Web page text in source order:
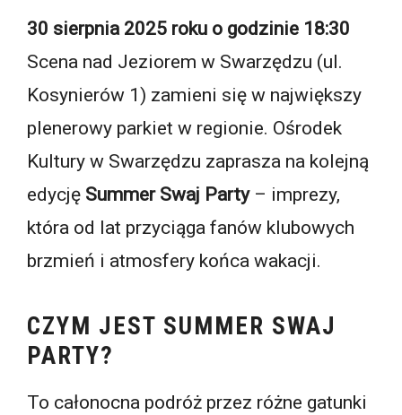
30 sierpnia 2025 roku o godzinie 18:30
Scena nad Jeziorem w Swarzędzu (ul.
Kosynierów 1) zamieni się w największy
plenerowy parkiet w regionie. Ośrodek
Kultury w Swarzędzu zaprasza na kolejną
edycję Summer Swaj Party– imprezy,
która od lat przyciąga fanów klubowych
brzmień i atmosfery końca wakacji.
CZYM JEST SUMMER SWAJ
PARTY?
To całonocna podróż przez różne gatunki